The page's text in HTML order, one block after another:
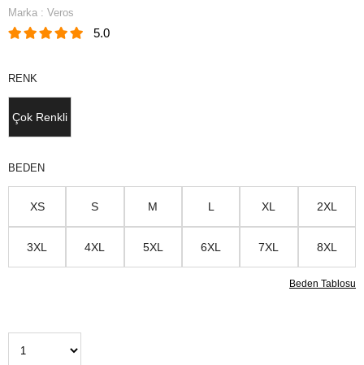
Marka : Veros
5.0
RENK
Çok Renkli
BEDEN
XS S M L XL 2XL
3XL 4XL 5XL 6XL 7XL 8XL
Beden Tablosu